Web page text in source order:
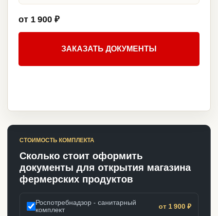
от 1 900 ₽
ЗАКАЗАТЬ ДОКУМЕНТЫ
СТОИМОСТЬ КОМПЛЕКТА
Сколько стоит оформить
документы для открытия магазина
фермерских продуктов
Роспотребнадзор - санитарный
комплект
от 1 900 ₽